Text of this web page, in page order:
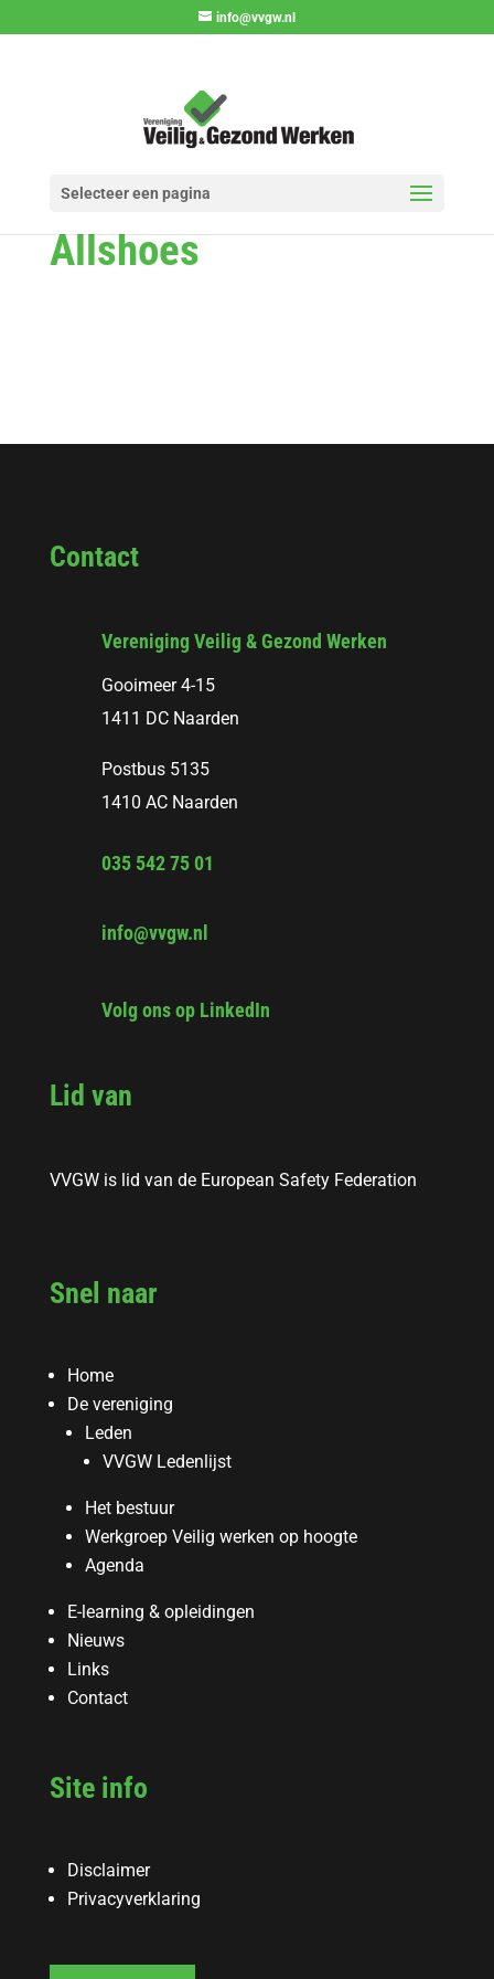
info@vvgw.nl
Selecteer een pagina
Allshoes
Contact
Vereniging Veilig & Gezond Werken
Gooimeer 4-15
1411 DC Naarden
Postbus 5135
1410 AC Naarden
035 542 75 01
info@vvgw.nl
Volg ons op LinkedIn
Lid van
VVGW is lid van de European Safety Federation
Snel naar
Home
De vereniging
Leden
VVGW Ledenlijst
Het bestuur
Werkgroep Veilig werken op hoogte
Agenda
E-learning & opleidingen
Nieuws
Links
Contact
Site info
Disclaimer
Privacyverklaring